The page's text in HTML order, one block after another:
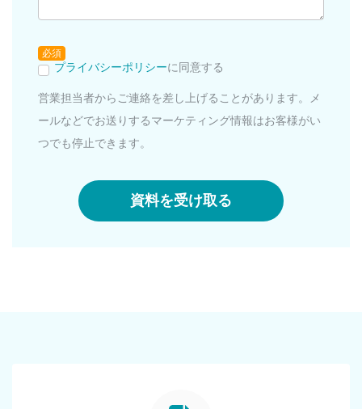
必須
プライバシーポリシーに同意する
営業担当者からご連絡を差し上げることがあります。メ
ールなどでお送りするマーケティング情報はお客様がい
つでも停止できます。
資料を受け取る